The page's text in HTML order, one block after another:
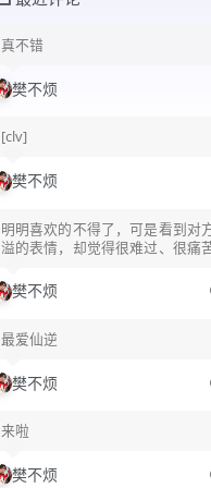
真不错
樊不烦
[clv]
樊不烦
明明喜欢的不得了，可是看到对
溢的表情，却觉得很难过、很痛
樊不烦
最爱仙逆
樊不烦
来啦
樊不烦